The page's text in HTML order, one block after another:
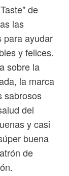
de
las
para ayudar
y felices.
sobre la
la marca
sabrosos
del
y casi
buena
de